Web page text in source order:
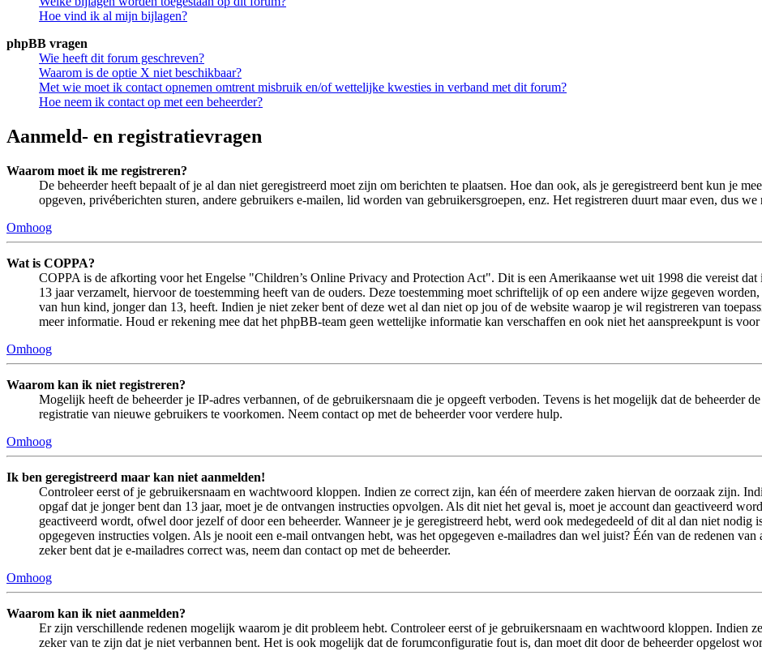
Hoe vind ik al mijn bijlagen?
phpBB vragen
Wie heeft dit forum geschreven?
Waarom is de optie X niet beschikbaar?
Met wie moet ik contact opnemen omtrent misbruik en/of wettelijke kwesties in verband met dit forum?
Hoe neem ik contact op met een beheerder?
Aanmeld- en registratievragen
Waarom moet ik me registreren?
De beheerder heeft bepaalt of je al dan niet geregistreerd moet zijn om berichten te plaatsen. Hoe dan ook, als je geregistreerd bent kun je
opgeven, privéberichten sturen, andere gebruikers e-mailen, lid worden van gebruikersgroepen, enz. Het registreren duurt maar even, dus we
Omhoog
Wat is COPPA?
COPPA is de afkorting voor het Engelse "Children’s Online Privacy and Protection Act". Dit is een Amerikaanse wet uit 1998 die vereist
13 jaar verzamelt, hiervoor de toestemming heeft van de ouders. Deze toestemming moet schriftelijk of op een andere wijze gegeven
van hun kind, jonger dan 13, heeft. Indien je niet zeker bent of deze wet al dan niet op jou of de website waarop je wil registreren van
meer informatie. Houd er rekening mee dat het phpBB-team geen wettelijke informatie kan verschaffen en ook niet het aanspreekpunt is
Omhoog
Waarom kan ik niet registreren?
Mogelijk heeft de beheerder je IP-adres verbannen, of de gebruikersnaam die je opgeeft verboden. Tevens is het mogelijk dat de beheerder
registratie van nieuwe gebruikers te voorkomen. Neem contact op met de beheerder voor verdere hulp.
Omhoog
Ik ben geregistreerd maar kan niet aanmelden!
Controleer eerst of je gebruikersnaam en wachtwoord kloppen. Indien ze correct zijn, kan één of meerdere zaken hiervan de oorzaak zijn.
opgaf dat je jonger bent dan 13 jaar, moet je de ontvangen instructies opvolgen. Als dit niet het geval is, moet je account dan geactiveerd
geactiveerd wordt, ofwel door jezelf of door een beheerder. Wanneer je je geregistreerd hebt, werd ook medegedeeld of dit al dan niet nodig
opgegeven instructies volgen. Als je nooit een e-mail ontvangen hebt, was het opgegeven e-mailadres dan wel juist? Één van de redenen
zeker bent dat je e-mailadres correct was, neem dan contact op met de beheerder.
Omhoog
Waarom kan ik niet aanmelden?
Er zijn verschillende redenen mogelijk waarom je dit probleem hebt. Controleer eerst of je gebruikersnaam en wachtwoord kloppen. Indien
zeker van te zijn dat je niet verbannen bent. Het is ook mogelijk dat de forumconfiguratie fout is, dan moet dit door de beheerder opgelost